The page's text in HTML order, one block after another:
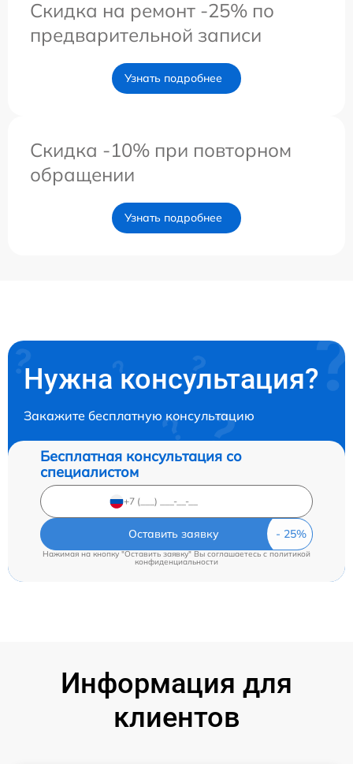
Скидка на ремонт -25% по
предварительной записи
Узнать подробнее
Скидка -10% при повторном
обращении
Узнать подробнее
Нужна консультация?
Закажите бесплатную консультацию
Бесплатная консультация со
специалистом
Оставить заявку
Нажимая на кнопку "Оставить заявку" Вы соглашаетесь cполитикой
конфиденциальности
Информация для
клиентов